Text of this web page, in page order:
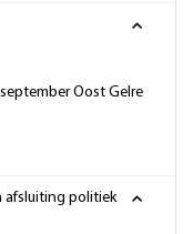
Oost Gelre
afsluiting politiek